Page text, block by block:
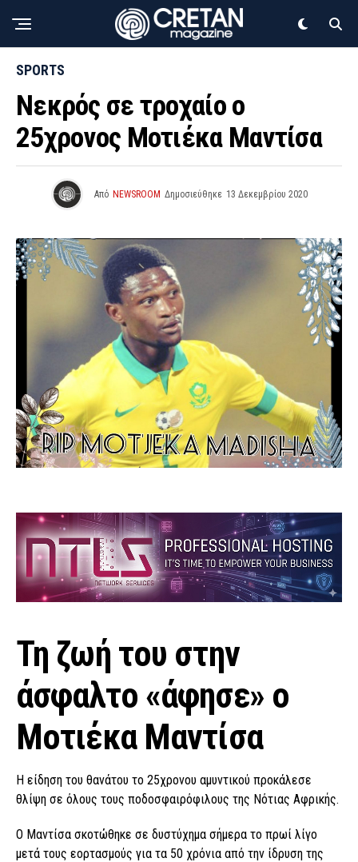
SPORTS
Νεκρός σε τροχαίο ο
25χρονος Μοτιέκα Μαντίσα
Από NEWSROOM Δημοσιεύθηκε 13 Δεκεμβρίου 2020
Τη ζωή του στην
άσφαλτο «άφησε» ο
Μοτιέκα Μαντίσα
Η είδηση του θανάτου το 25χρονου αμυντικού προκάλεσε
θλίψη σε όλους τους ποδοσφαιρόφιλους της Νότιας Αφρικής.
Ο Μαντίσα σκοτώθηκε σε δυστύχημα σήμερα το πρωί λίγο
μετά τους εορτασμούς για τα 50 χρόνια από την ίδρυση της